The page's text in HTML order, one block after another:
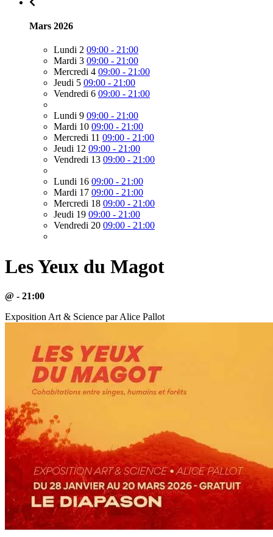
Mars 2026
Lundi 2 09:00 - 21:00
Mardi 3 09:00 - 21:00
Mercredi 4 09:00 - 21:00
Jeudi 5 09:00 - 21:00
Vendredi 6 09:00 - 21:00
Lundi 9 09:00 - 21:00
Mardi 10 09:00 - 21:00
Mercredi 11 09:00 - 21:00
Jeudi 12 09:00 - 21:00
Vendredi 13 09:00 - 21:00
Lundi 16 09:00 - 21:00
Mardi 17 09:00 - 21:00
Mercredi 18 09:00 - 21:00
Jeudi 19 09:00 - 21:00
Vendredi 20 09:00 - 21:00
Les Yeux du Magot
@ - 21:00
Exposition Art & Science par Alice Pallot